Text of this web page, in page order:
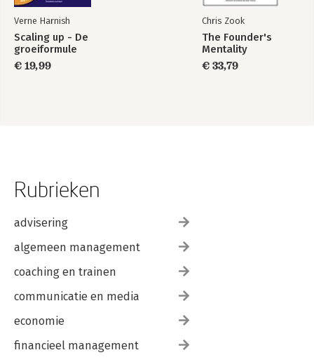
Verne Harnish
Scaling up - De
groeiformule
€ 19,99
Chris Zook
The Founder's
Mentality
€ 33,79
Rubrieken
advisering
algemeen management
coaching en trainen
communicatie en media
economie
financieel management